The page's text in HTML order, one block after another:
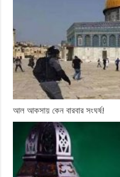
আল আকসায় কেন বারবার সংঘর্ষ!